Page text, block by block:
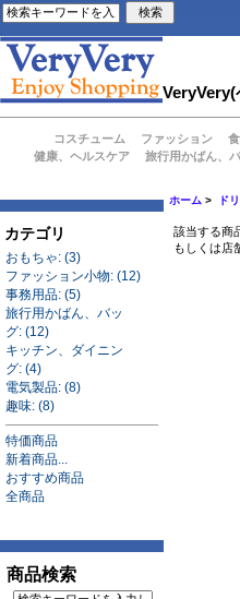
VeryVery(
コスチューム ファッション
健康、ヘルスケア
旅行用かばん、
カテゴリ
おもちゃ: (3)
ファッション小物: (12)
事務用品: (5)
旅行用かばん、バッ
グ: (12)
キッチン、ダイニン
グ: (4)
電気製品: (8)
趣味: (8)
特価商品
新着商品...
おすすめ商品
全商品
商品検索
ホーム > ド
該当する商
もしくは店